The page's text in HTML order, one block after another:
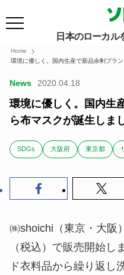
日本のローカル
Home
環境に優しく。国内生産で新品余剰ブラ
News 2020.04.18
環境に優しく。国内生
ら布マスクが誕生しま
SDGs 大阪府 東京都
㈱shoichi（東京・大阪
（税込）で販売開始し
ド衣料品から繰り返し